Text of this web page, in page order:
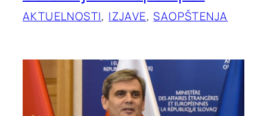
AKTUELNOSTI, IZJAVE, SAOPŠTENJA